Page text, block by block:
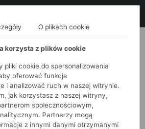
QUIOSQUE
O plikach cookie
korzysta z plików cookie
pliki cookie do spersonalizowania
oferować funkcje
i analizować ruch w naszej witrynie.
jak korzystasz z naszej witryny,
społecznościowym,
Partnerzy mogą
z innymi danymi otrzymanymi